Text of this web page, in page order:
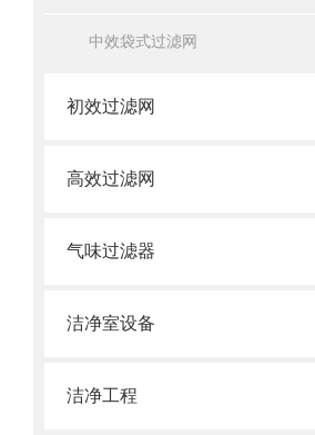
中效袋式过滤网
初效过滤网
高效过滤网
气味过滤器
洁净室设备
洁净工程